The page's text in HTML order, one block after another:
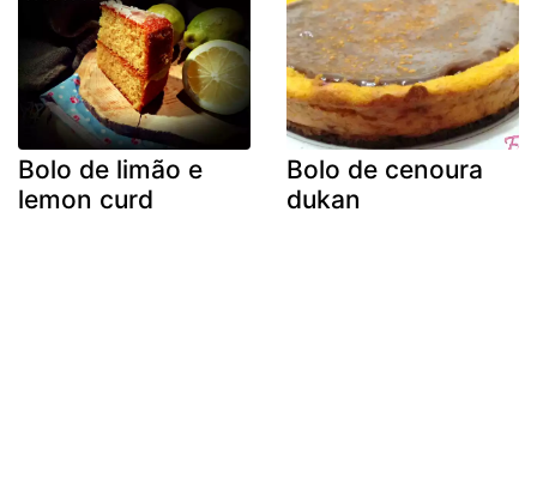
Bolo de limão e
lemon curd
Bolo de cenoura
dukan